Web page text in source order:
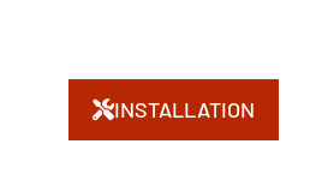
INSTALLATION